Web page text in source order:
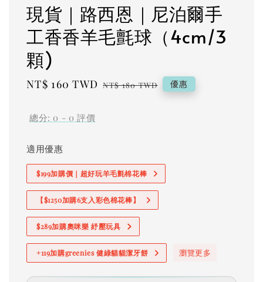
現貨｜路西恩｜尼泊爾手
工香香羊毛氈球（4cm/3
顆)
Sale
NT$ 160 TWD Regular
NT$ 180 TWD 優惠
總分: 0 - 0 評價
適用優惠
$199加購價｜超好玩羊毛氈棉花棒
【$1250加購6支入彩色棉花棒】
$289加購奧咪樂 紓壓玩具
+119加購greenies 健綠貓貓潔牙餅 瀏覽更多